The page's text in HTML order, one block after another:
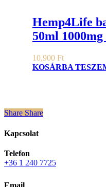
Hemp4Life
50ml
10,900 Ft
KOSÁRBA
Share
Share Share
Kapcsolat
Telefon
+36 1 240 7725
Email